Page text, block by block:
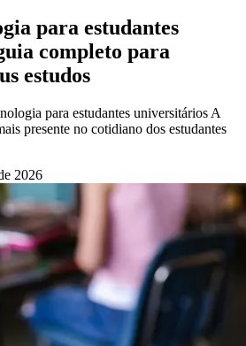
para estudantes
completo para
estudos
para estudantes universitários A
presente no cotidiano dos estudantes
2026